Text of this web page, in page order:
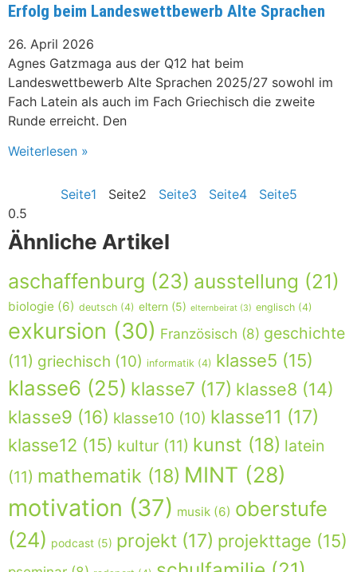
Erfolg beim Landeswettbewerb Alte Sprachen
26. April 2026
Agnes Gatzmaga aus der Q12 hat beim
Landeswettbewerb Alte Sprachen 2025/27 sowohl im
Fach Latein als auch im Fach Griechisch die zweite
Runde erreicht. Den
Weiterlesen »
Seite1 Seite2 Seite3 Seite4 Seite5
Ähnliche Artikel
aschaffenburg (23) ausstellung (21)
biologie (6) deutsch (4) eltern (5) elternbeirat (3) englisch (4)
exkursion (30) Französisch (8) geschichte
(11) griechisch (10) informatik (4) klasse5 (15)
klasse6 (25) klasse7 (17) klasse8 (14)
klasse9 (16) klasse10 (10) klasse11 (17)
klasse12 (15) kultur (11) kunst (18) latein
(11) mathematik (18) MINT (28)
motivation (37) musik (6) oberstufe
(24) podcast (5) projekt (17) projekttage (15)